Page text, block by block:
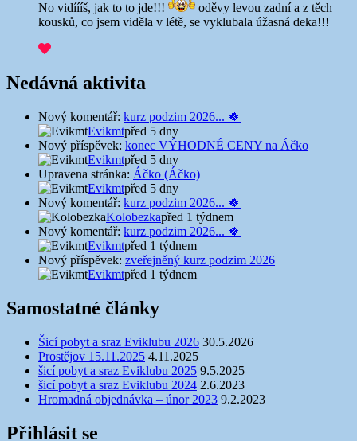
No vidíííš, jak to to jde!!!
oděvy levou zadní a z těch
kousků, co jsem viděla v létě, se vyklubala úžasná deka!!!
Nedávná aktivita
Nový komentář: kurz podzim 2026... 🍀
Evikmtpřed 5 dny
Nový příspěvek: konec VÝHODNÉ CENY na Áčko
Evikmtpřed 5 dny
Upravena stránka: Áčko (Áčko)
Evikmtpřed 5 dny
Nový komentář: kurz podzim 2026... 🍀
Kolobezkapřed 1 týdnem
Nový komentář: kurz podzim 2026... 🍀
Evikmtpřed 1 týdnem
Nový příspěvek: zveřejněný kurz podzim 2026
Evikmtpřed 1 týdnem
Samostatné články
Šicí pobyt a sraz Eviklubu 2026 30.5.2026
Prostějov 15.11.2025 4.11.2025
šicí pobyt a sraz Eviklubu 2025 9.5.2025
šicí pobyt a sraz Eviklubu 2024 2.6.2023
Hromadná objednávka – únor 2023 9.2.2023
Přihlásit se